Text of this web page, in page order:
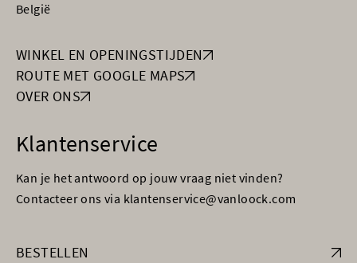
België
WINKEL EN OPENINGSTIJDEN
ROUTE MET GOOGLE MAPS
OVER ONS
Klantenservice
Kan je het antwoord op jouw vraag niet vinden?
Contacteer ons via klantenservice@vanloock.com
BESTELLEN